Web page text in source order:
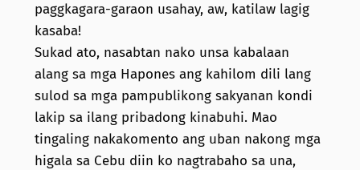
paggkagara-garaon usahay, aw, katilaw lagig
kasaba!
Sukad ato, nasabtan nako unsa kabalaan
alang sa mga Hapones ang kahilom dili lang
sulod sa mga pampublikong sakyanan kondi
lakip sa ilang pribadong kinabuhi. Mao
tingaling nakakomento ang uban nakong mga
higala sa Cebu diin ko nagtrabaho sa una,